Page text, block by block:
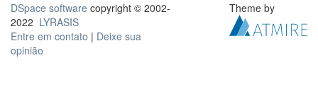
DSpace software copyright © 2002-
2022 LYRASIS
Entre em contato | Deixe sua
opinião
Theme by